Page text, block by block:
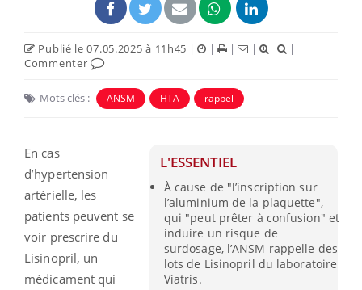
Publié le 07.05.2025 à 11h45 | | | |
|
Commenter
Mots clés : ANSM HTA rappel
L'ESSENTIEL
À cause de "l’inscription sur
l’aluminium de la plaquette",
qui "peut prêter à confusion" et
induire un risque de
surdosage, l’ANSM rappelle des
lots de Lisinopril du laboratoire
Viatris.
En cas
d’hypertension
artérielle, les
patients peuvent se
voir prescrire du
Lisinopril, un
médicament qui